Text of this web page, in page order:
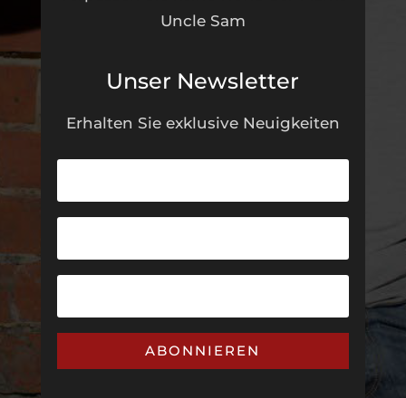
Uncle Sam
Unser Newsletter
Erhalten Sie exklusive Neuigkeiten
ABONNIEREN